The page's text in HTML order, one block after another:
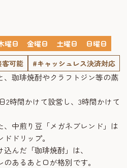
曜日 金曜日 土曜日
日曜日
可能 #キャッシュレス決済対応
、珈琲焼酎やクラフトジン等の蒸
2時間かけて設営し、3時間かけて
、中煎り豆「メガネブレンド」は
ドリップ。
んだ「珈琲焼酎」は、
あるあと口が格別です。